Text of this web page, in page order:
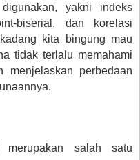
yakni indeks
biserial, dan korelasi
kita bingung mau
tidak terlalu memahami
menjelaskan perbedaan
merupakan salah satu